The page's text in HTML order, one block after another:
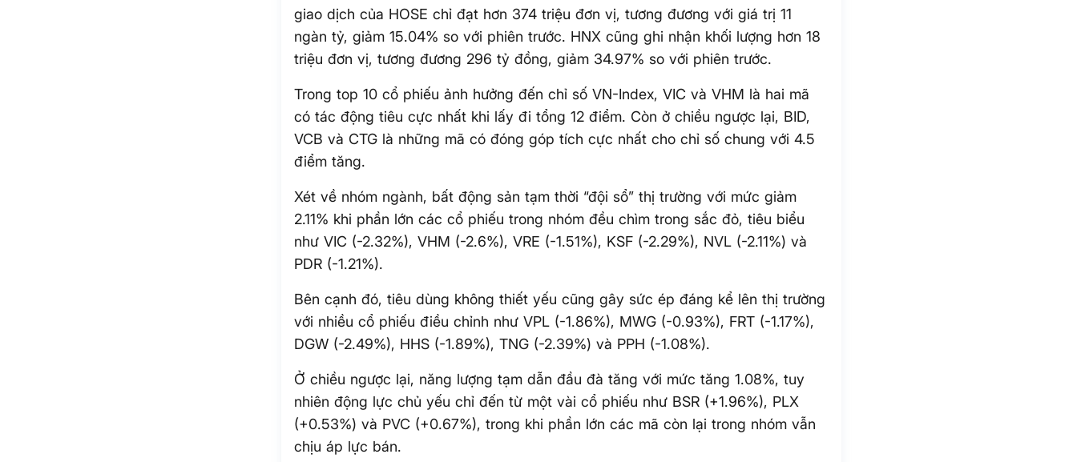
giao dịch của HOSE chỉ đạt hơn 374 triệu đơn vị, tương đương với giá trị 11
ngàn tỷ, giảm 15.04% so với phiên trước. HNX cũng ghi nhận khối lượng hơn 18
triệu đơn vị, tương đương 296 tỷ đồng, giảm 34.97% so với phiên trước.
Trong top 10 cổ phiếu ảnh hưởng đến chỉ số VN-Index, VIC và VHM là hai mã
có tác động tiêu cực nhất khi lấy đi tổng 12 điểm. Còn ở chiều ngược lại, BID,
VCB và CTG là những mã có đóng góp tích cực nhất cho chỉ số chung với 4.5
điểm tăng.
Xét về nhóm ngành, bất động sản tạm thời “đội sổ” thị trường với mức giảm
2.11% khi phần lớn các cổ phiếu trong nhóm đều chìm trong sắc đỏ, tiêu biểu
như VIC (-2.32%), VHM (-2.6%), VRE (-1.51%), KSF (-2.29%), NVL (-2.11%) và
PDR (-1.21%).
Bên cạnh đó, tiêu dùng không thiết yếu cũng gây sức ép đáng kể lên thị trường
với nhiều cổ phiếu điều chỉnh như VPL (-1.86%), MWG (-0.93%), FRT (-1.17%),
DGW (-2.49%), HHS (-1.89%), TNG (-2.39%) và PPH (-1.08%).
Ở chiều ngược lại, năng lượng tạm dẫn đầu đà tăng với mức tăng 1.08%, tuy
nhiên động lực chủ yếu chỉ đến từ một vài cổ phiếu như BSR (+1.96%), PLX
(+0.53%) và PVC (+0.67%), trong khi phần lớn các mã còn lại trong nhóm vẫn
chịu áp lực bán.